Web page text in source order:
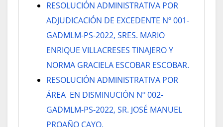
RESOLUCIÓN ADMINISTRATIVA POR
ADJUDICACIÓN DE EXCEDENTE Nº 001-
GADMLM-PS-2022, SRES. MARIO
ENRIQUE VILLACRESES TINAJERO Y
NORMA GRACIELA ESCOBAR ESCOBAR.
RESOLUCIÓN ADMINISTRATIVA POR
ÁREA EN DISMINUCIÓN Nº 002-
GADMLM-PS-2022, SR. JOSÉ MANUEL
PROAÑO CAYO.